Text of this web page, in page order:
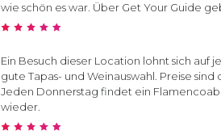
wie schön es war. Über Get Your Guide
Ein Besuch dieser Location lohnt sich auf
gute Tapas- und Weinauswahl. Preise
Jeden Donnerstag findet ein
wieder.